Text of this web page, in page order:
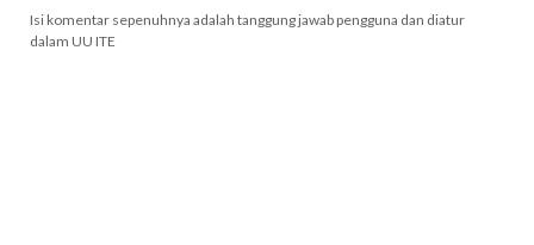
Isi komentar sepenuhnya adalah tanggung jawab pengguna dan diatur
dalam UU ITE